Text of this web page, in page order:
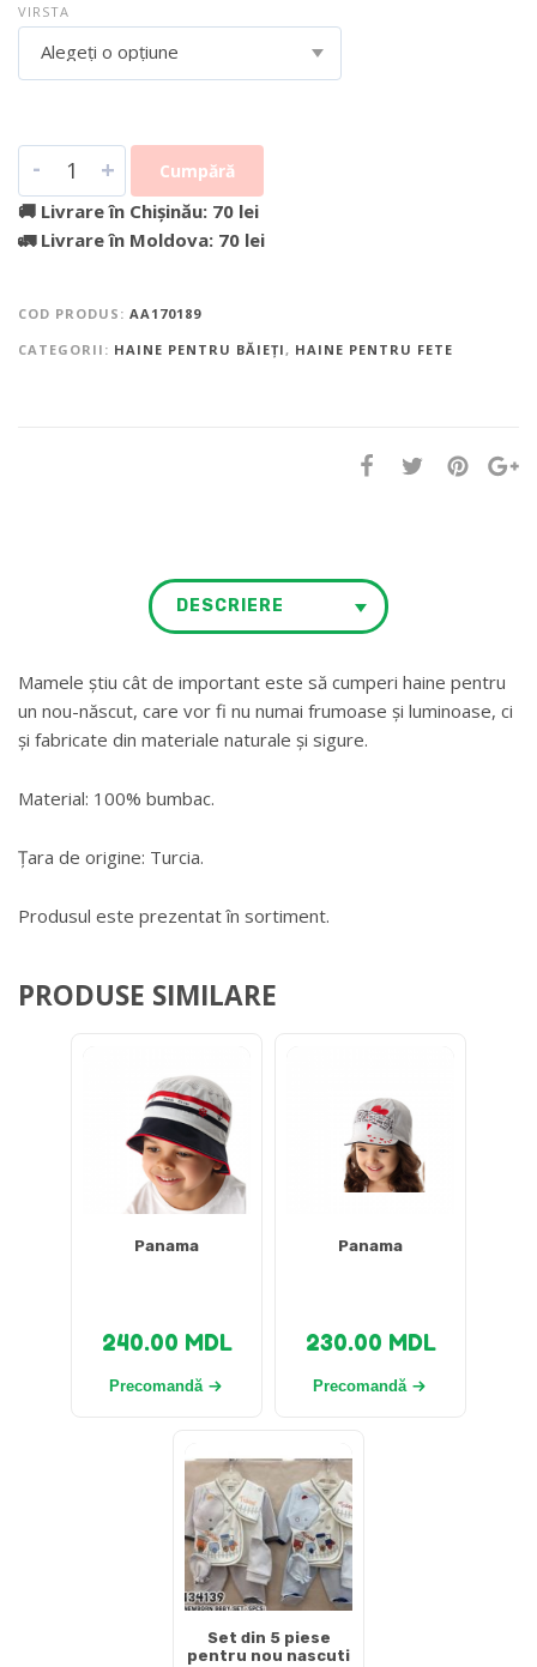
VIRSTA
Alegeți o opțiune
- + Cumpără
🚚 Livrare în Chișinău: 70 lei
🚛 Livrare în Moldova: 70 lei
COD PRODUS: AA170189
CATEGORII: HAINE PENTRU BĂIEȚI , HAINE PENTRU FETE
DESCRIERE
Mamele știu cât de important este să cumperi haine pentru
un nou-născut, care vor fi nu numai frumoase și luminoase, ci
și fabricate din materiale naturale și sigure.
Material: 100% bumbac.
Țara de origine: Turcia.
Produsul este prezentat în sortiment.
PRODUSE SIMILARE
Panama
240.00 MDL
Precomandă
Panama
230.00 MDL
Precomandă
Set din 5 piese
pentru nou nascuti